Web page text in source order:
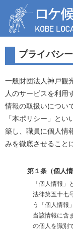
プライバシ
一般財団法人神戸観
人のサービスを利用
情報の取扱いについ
「本ポリシー」と
築し、職員に個人情
みを徹底させること
第１条（個人情
「個人情報
法律第五十七
う「個人情報
当該情報に含
の個人を識別